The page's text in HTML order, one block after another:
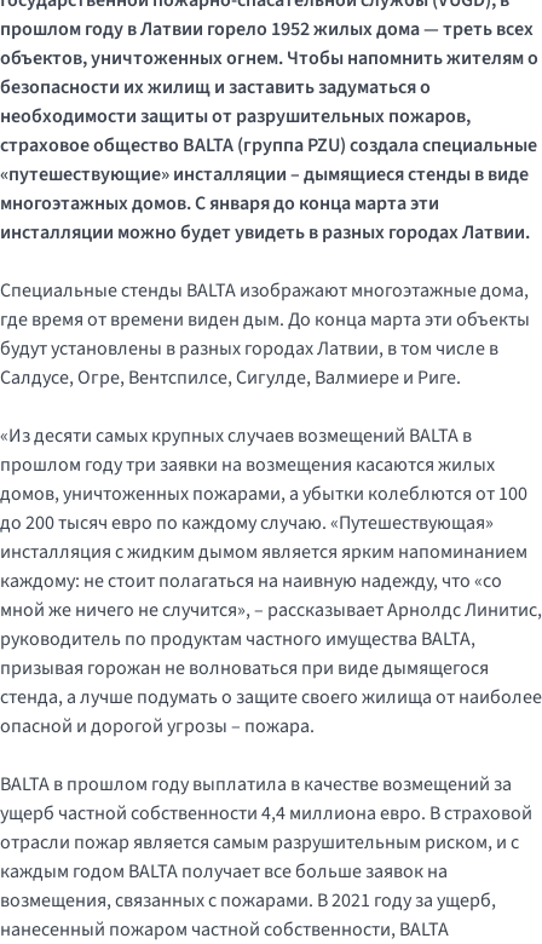
прошлом году в Латвии горело 1952 жилых дома — треть всех
объектов, уничтоженных огнем. Чтобы напомнить жителям о
безопасности их жилищ и заставить задуматься о
необходимости защиты от разрушительных пожаров,
страховое общество BALTA(группа PZU) создала специальные
«путешествующие» инсталляции – дымящиеся стенды в виде
многоэтажных домов. С января до конца марта эти
инсталляции можно будет увидеть в разных городах Латвии.
Специальные стенды BALTA изображают многоэтажные дома,
где время от времени виден дым. До конца марта эти объекты
будут установлены в разных городах Латвии, в том числе в
Салдусе, Огре, Вентспилсе, Сигулде, Валмиере и Риге.
«Из десяти самых крупных случаев возмещений BALTA в
прошлом году три заявки на возмещения касаются жилых
домов, уничтоженных пожарами, а убытки колеблются от 100
до 200 тысяч евро по каждому случаю. «Путешествующая»
инсталляция с жидким дымом является ярким напоминанием
каждому: не стоит полагаться на наивную надежду, что «со
мной же ничего не случится», – рассказывает Арнолдс Линитис,
руководитель по продуктам частного имущества BALTA,
призывая горожан не волноваться при виде дымящегося
стенда, а лучше подумать о защите своего жилища от наиболее
опасной и дорогой угрозы – пожара.
BALTA в прошлом году выплатила в качестве возмещений за
ущерб частной собственности 4,4 миллиона евро. В страховой
отрасли пожар является самым разрушительным риском, и с
каждым годом BALTA получает все больше заявок на
возмещения, связанных с пожарами. В 2021 году за ущерб,
нанесенный пожаром частной собственности, BALTA